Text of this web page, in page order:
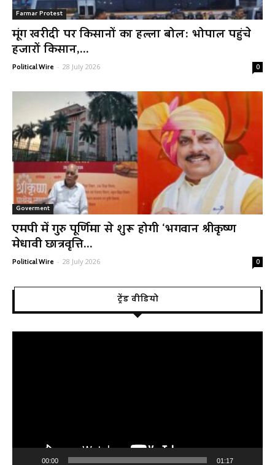
Farmar Protest
मूंग खरीदी पर किसानों का हल्ला बोल: भोपाल पहुंचे
हजारों किसान,...
Political Wire - 28 July 2026 0
Goverment
एमपी में गुरु पूर्णिमा से शुरू होगी ‘भगवान श्रीकृष्ण
मेधावी छात्रवृत्ति...
Political Wire - 28 July 2026 0
ट्रेंड वीडियो
00:00 01:17